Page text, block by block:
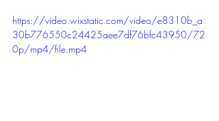
https://video.wixstatic.com/video/e8310b_a
30b776550c24425aee7df76bfc43950/72
0p/mp4/file.mp4